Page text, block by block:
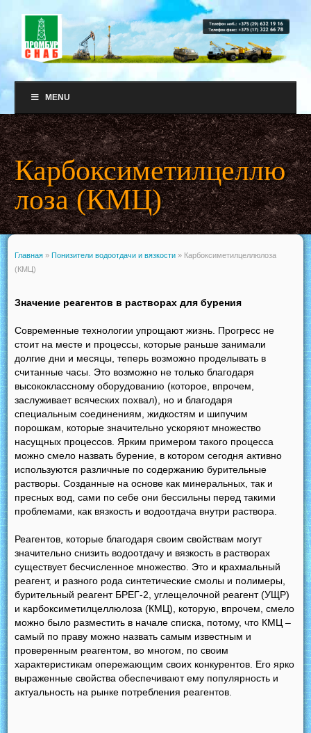
MENU
Карбоксиметилцеллю
лоза (КМЦ)
Главная » Понизители водоотдачи и вязкости » Карбоксиметилцеллюлоза
(КМЦ)
Значение реагентов в растворах для бурения
Современные технологии упрощают жизнь. Прогресс не
стоит на месте и процессы, которые раньше занимали
долгие дни и месяцы, теперь возможно проделывать в
считанные часы. Это возможно не только благодаря
высококлассному оборудованию (которое, впрочем,
заслуживает всяческих похвал), но и благодаря
специальным соединениям, жидкостям и шипучим
порошкам, которые значительно ускоряют множество
насущных процессов. Ярким примером такого процесса
можно смело назвать бурение, в котором сегодня активно
используются различные по содержанию бурительные
растворы. Созданные на основе как минеральных, так и
пресных вод, сами по себе они бессильны перед такими
проблемами, как вязкость и водоотдача внутри раствора.
Реагентов, которые благодаря своим свойствам могут
значительно снизить водоотдачу и вязкость в растворах
существует бесчисленное множество. Это и крахмальный
реагент, и разного рода синтетические смолы и полимеры,
бурительный реагент БРЕГ-2, углещелочной реагент (УЩР)
и карбоксиметилцеллюлоза (КМЦ), которую, впрочем, смело
можно было разместить в начале списка, потому, что КМЦ –
самый по праву можно назвать самым известным и
проверенным реагентом, во многом, по своим
характеристикам опережающим своих конкурентов. Его ярко
выраженные свойства обеспечивают ему популярность и
актуальность на рынке потребления реагентов.